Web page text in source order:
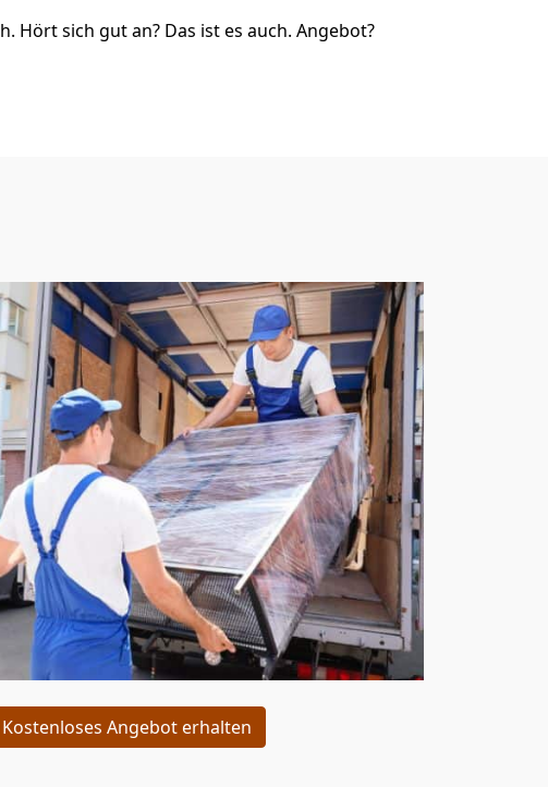
Hört sich gut an? Das ist es auch. Angebot?
Kostenloses Angebot erhalten